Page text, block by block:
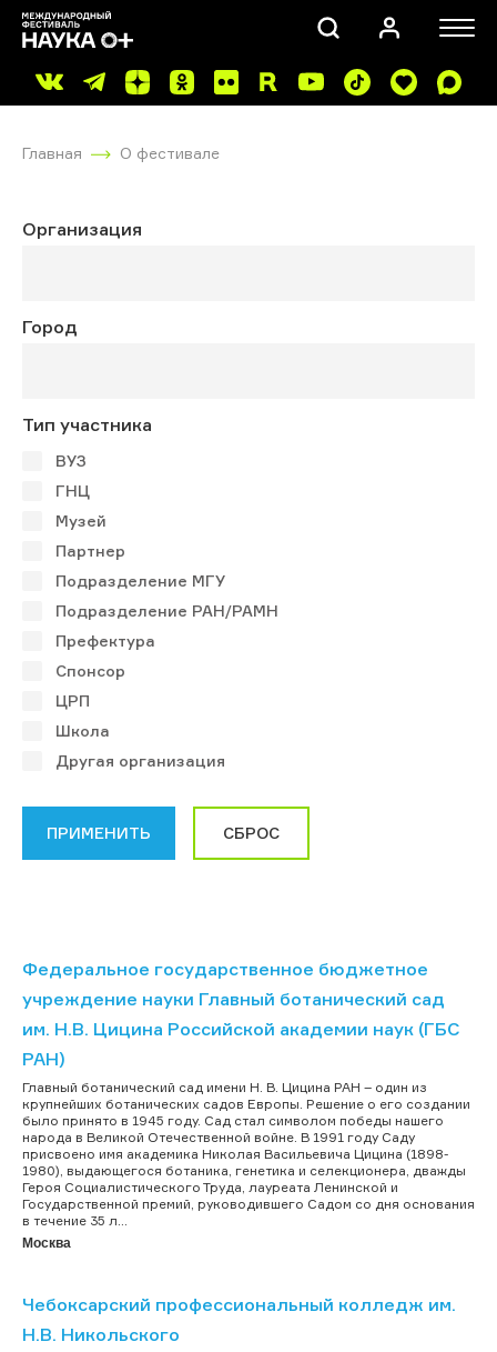
Главная О фестивале
Организация
Город
Тип участника
ВУЗ
ГНЦ
Музей
Партнер
Подразделение МГУ
Подразделение РАН/РАМН
Префектура
Спонсор
ЦРП
Школа
Другая организация
Федеральное государственное бюджетное
учреждение науки Главный ботанический сад
им. Н.В. Цицина Российской академии наук (ГБС
РАН)
Главный ботанический сад имени Н. В. Цицина РАН – один из
крупнейших ботанических садов Европы. Решение о его создании
было принято в 1945 году. Сад стал символом победы нашего
народа в Великой Отечественной войне. В 1991 году Саду
присвоено имя академика Николая Васильевича Цицина (1898-
1980), выдающегося ботаника, генетика и селекционера, дважды
Героя Социалистического Труда, лауреата Ленинской и
Государственной премий, руководившего Садом со дня основания
в течение 35 л...
Москва
Чебоксарский профессиональный колледж им.
Н.В. Никольского